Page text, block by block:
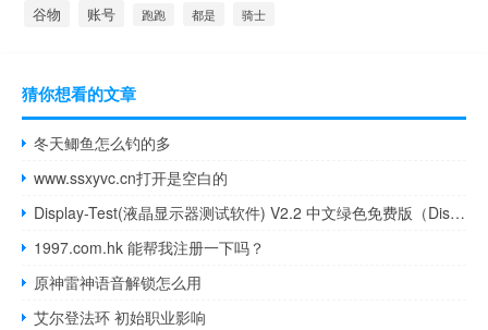
谷物 账号 跑跑 都是 骑士
猜你想看的文章
冬天鲫鱼怎么钓的多
www.ssxyvc.cn打开是空白的
Display-Test(液晶显示器测试软件) V2.2 中文绿色免费版（Display-Test(液晶显示器测试软件) V2.2 中文绿色免费版功能简介）
1997.com.hk 能帮我注册一下吗？
原神雷神语音解锁怎么用
艾尔登法环 初始职业影响